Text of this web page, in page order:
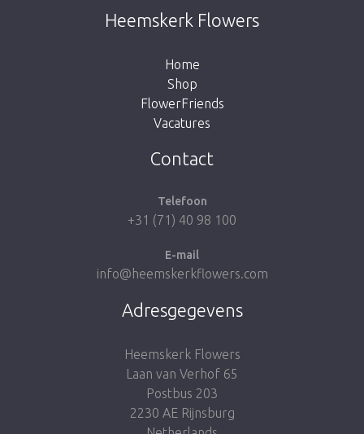
Dit artikel is helaas uitverkocht. Klik op de
knop hieronder om terug te gaan naar de
Breng me naar de shop
Heemskerk Flowers
Home
Shop
FlowerFriends
Vacatures
Contact
Telefoon
+31 (71) 40 98 100
E-mail
info@heemskerkflowers.com
Adresgegevens
Heemskerk Flowers
Laan van Verhof 65
Postbus 203
2230 AE Rijnsburg